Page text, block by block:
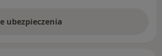
ubezpieczenia